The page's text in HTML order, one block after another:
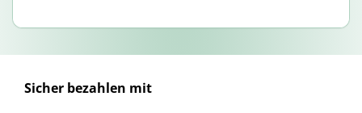
Sicher bezahlen mit